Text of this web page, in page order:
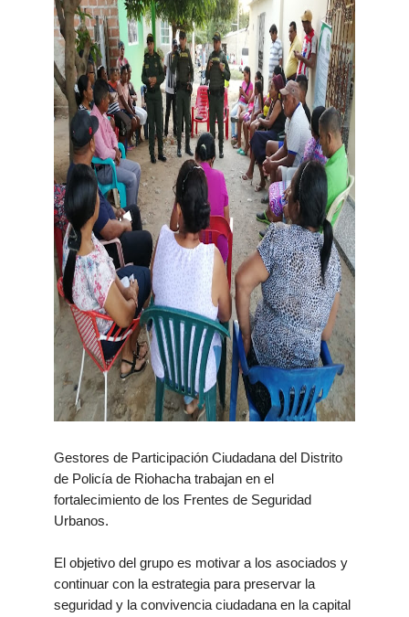
Gestores de Participación Ciudadana del Distrito
de Policía de Riohacha trabajan en el
fortalecimiento de los Frentes de Seguridad
Urbanos.
El objetivo del grupo es motivar a los asociados y
continuar con la estrategia para preservar la
seguridad y la convivencia ciudadana en la capital